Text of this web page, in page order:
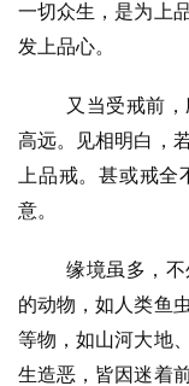
一切众生，是为上
发上品心。
又当受戒前
高远。见相明白，
上品戒。甚或戒
意。
缘境虽多，
的动物，如人类鱼
等物，如山河大地
生造恶，皆因迷着